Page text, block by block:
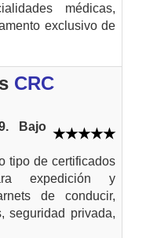
médicas,
exclusivo de
CRC
Bajo
tipo de certificados
expedición y
de conducir,
seguridad privada,